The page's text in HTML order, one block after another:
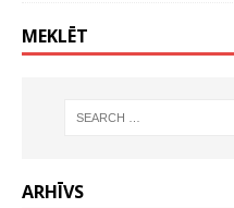
MEKLĒT
ARHĪVS